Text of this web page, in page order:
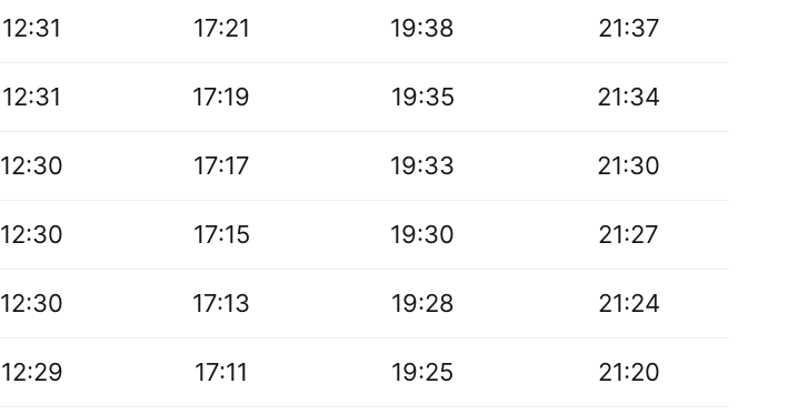
12:31 17:21 19:38 21:37
12:31 17:19 19:35 21:34
12:30 17:17 19:33 21:30
12:30 17:15 19:30 21:27
12:30 17:13 19:28 21:24
12:29 17:11 19:25 21:20